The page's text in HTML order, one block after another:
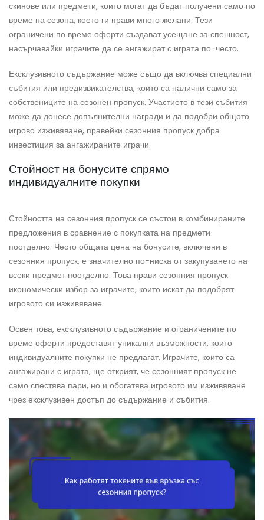
скинове или предмети, които могат да бъдат получени само по
време на сезона, което ги прави много желани. Тези
ограничени по време оферти създават усещане за спешност,
насърчавайки играчите да се ангажират с играта по-често.
Ексклузивното съдържание може също да включва специални
събития или предизвикателства, които са налични само за
собствениците на сезонен пропуск. Участието в тези събития
може да донесе допълнителни награди и да подобри общото
игрово изживяване, правейки сезонния пропуск добра
инвестиция за ангажираните играчи.
Стойност на бонусите спрямо
индивидуалните покупки
Стойността на сезонния пропуск се състои в комбинираните
предложения в сравнение с покупката на предмети
поотделно. Често общата цена на бонусите, включени в
сезонния пропуск, е значително по-ниска от закупуването на
всеки предмет поотделно. Това прави сезонния пропуск
икономически избор за играчите, които искат да подобрят
игровото си изживяване.
Освен това, ексклузивното съдържание и ограничените по
време оферти предоставят уникални възможности, които
индивидуалните покупки не предлагат. Играчите, които са
ангажирани с играта, ще открият, че сезонният пропуск не
само спестява пари, но и обогатява игровото им изживяване
чрез ексклузивен достъп до съдържание и събития.